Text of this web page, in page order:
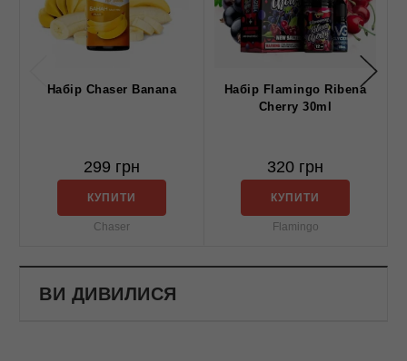
Набір Chaser Banana
299 грн
КУПИТИ
Chaser
Набір Flamingo Ribena
Cherry 30ml
320 грн
КУПИТИ
Flamingo
ВИ ДИВИЛИСЯ